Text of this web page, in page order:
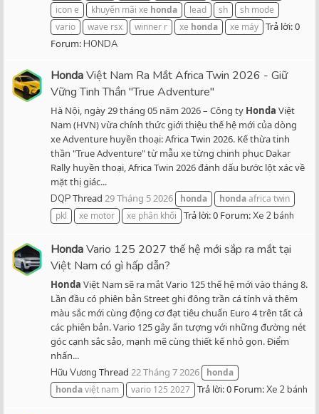
icon e
khuyến mãi xe honda lead sh
sh mode
vario
wave rsx winner r xe honda xe máy Trả lời: 0
Forum:HONDA
HondaViệt Nam Ra Mắt Africa Twin 2026 - Giữ
Vững Tinh Thần "True Adventure"
Hà Nội, ngày 29 tháng 05 năm 2026 – Công ty Honda Việt
Nam (HVN) vừa chính thức giới thiệu thế hệ mới của dòng
xe Adventure huyền thoại: Africa Twin 2026. Kế thừa tinh
thần "True Adventure" từ mẫu xe từng chinh phục Dakar
Rally huyền thoại, Africa Twin 2026 đánh dấu bước lột xác về
mặt thị giác...
DQPThread 29 Tháng 5 2026 honda hondaafrica twin
pkl
xe motor xe phân khối Trả lời: 0 Forum:Xe 2 bánh
HondaVario 125 2027 thế hệ mới sắp ra mắt tại
Việt Nam có gì hấp dẫn?
Honda Việt Nam sẽ ra mắt Vario 125 thế hệ mới vào tháng 8.
Lần đầu có phiên bản Street ghi đông trần cá tính và thêm
màu sắc mới cùng động cơ đạt tiêu chuẩn Euro 4 trên tất cả
các phiên bản. Vario 125 gây ấn tượng với những đường nét
góc cạnh sắc sảo, mạnh mẽ cùng thiết kế nhỏ gọn. Điểm
nhấn...
Hữu Vương Thread 22 Tháng 7 2026
honda
hondaviệt nam vario 125 2027 Trả lời: 0 Forum:Xe 2 bánh